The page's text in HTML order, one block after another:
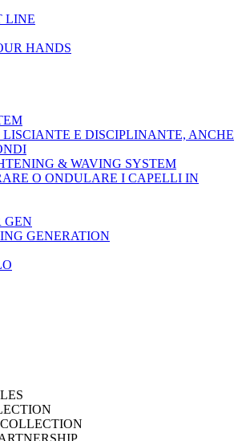
LINE
HANDS
E DISCIPLINANTE, ANCHE
& WAVING SYSTEM
O ONDULARE I CAPELLI IN
GEN
GENERATION